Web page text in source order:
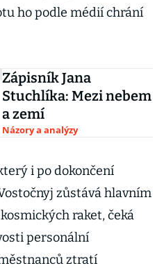
ho podle médií chrání
Zápisník Jana
Stuchlíka: Mezi nebem
a zemí
Názory a analýzy
i po dokončení
zůstává hlavním
raket, čeká
personální
ztratí